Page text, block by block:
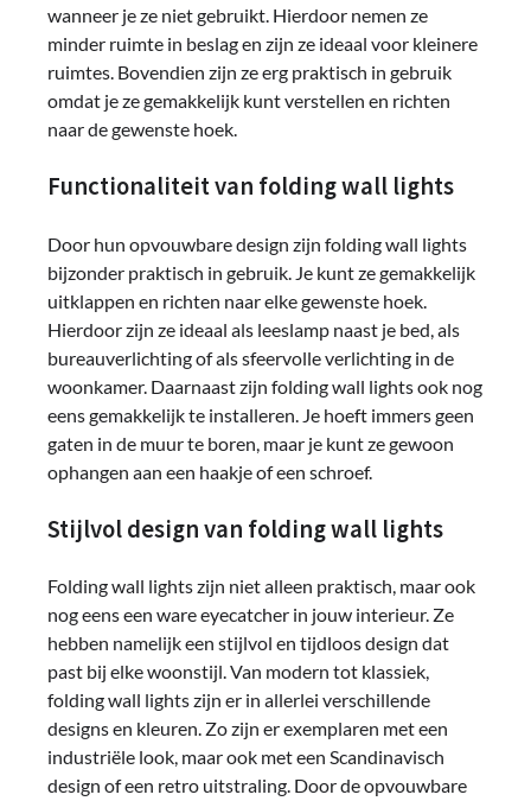
wanneer je ze niet gebruikt. Hierdoor nemen ze
minder ruimte in beslag en zijn ze ideaal voor kleinere
ruimtes. Bovendien zijn ze erg praktisch in gebruik
omdat je ze gemakkelijk kunt verstellen en richten
naar de gewenste hoek.
Functionaliteit van folding wall lights
Door hun opvouwbare design zijn folding wall lights
bijzonder praktisch in gebruik. Je kunt ze gemakkelijk
uitklappen en richten naar elke gewenste hoek.
Hierdoor zijn ze ideaal als leeslamp naast je bed, als
bureauverlichting of als sfeervolle verlichting in de
woonkamer. Daarnaast zijn folding wall lights ook nog
eens gemakkelijk te installeren. Je hoeft immers geen
gaten in de muur te boren, maar je kunt ze gewoon
ophangen aan een haakje of een schroef.
Stijlvol design van folding wall lights
Folding wall lights zijn niet alleen praktisch, maar ook
nog eens een ware eyecatcher in jouw interieur. Ze
hebben namelijk een stijlvol en tijdloos design dat
past bij elke woonstijl. Van modern tot klassiek,
folding wall lights zijn er in allerlei verschillende
designs en kleuren. Zo zijn er exemplaren met een
industriële look, maar ook met een Scandinavisch
design of een retro uitstraling. Door de opvouwbare